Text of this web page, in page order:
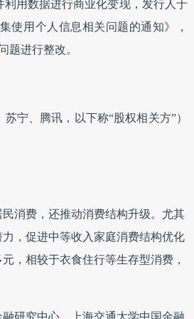
用数据进行商业化变现，发行人于
使用个人信息相关问题的通知》，
题进行整改。
宁、腾讯，以下称“股权相关方”）
消费，还推动消费结构升级。尤其
，促进中等收入家庭消费结构优化
，相较于衣食住行等生存型消费，
研究中心、上海交通大学中国金融